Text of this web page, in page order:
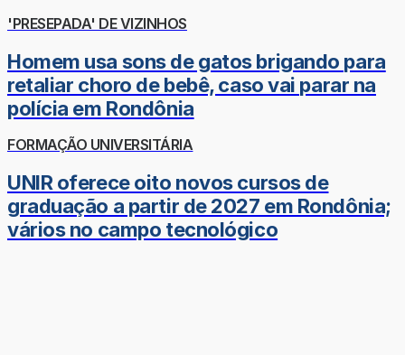
'PRESEPADA' DE VIZINHOS
Homem usa sons de gatos brigando para
retaliar choro de bebê, caso vai parar na
polícia em Rondônia
FORMAÇÃO UNIVERSITÁRIA
UNIR oferece oito novos cursos de
graduação a partir de 2027 em Rondônia;
vários no campo tecnológico